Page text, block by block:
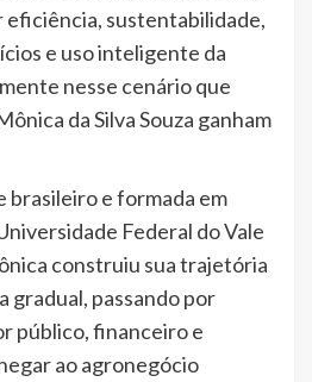
eficiência, sustentabilidade,
e uso inteligente da
nesse cenário que
da Silva Souza ganham
e formada em
Federal do Vale
construiu sua trajetória
gradual, passando por
público, financeiro e
ao agronegócio